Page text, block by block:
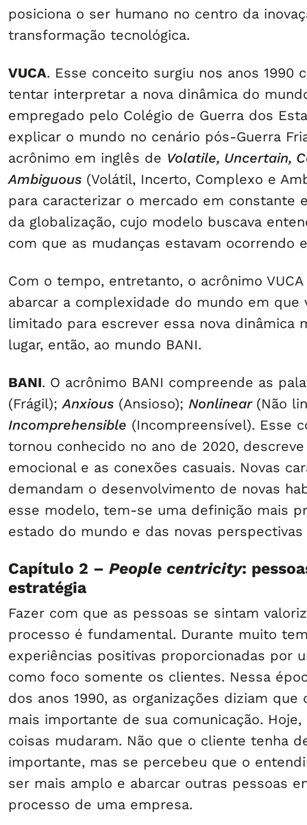
posiciona o ser humano no centro da
transformação tecnológica.
VUCA. Esse conceito surgiu nos anos 1990
tentar interpretar a nova dinâmica do
empregado pelo Colégio de Guerra dos
explicar o mundo no cenário pós-Guerra
acrônimo em inglês de Volatile, Uncertain,
Ambiguous (Volátil, Incerto, Complexo e
para caracterizar o mercado em constante
da globalização, cujo modelo buscava
com que as mudanças estavam ocorrendo
Com o tempo, entretanto, o acrônimo
abarcar a complexidade do mundo em que
limitado para escrever essa nova dinâmica
lugar, então, ao mundo BANI.
BANI. O acrônimo BANI compreende as
(Frágil);Anxious (Ansioso); Nonlinear (Não
Incomprehensible (Incompreensível). Esse
tornou conhecido no ano de 2020,
emocional e as conexões casuais. Novas
demandam o desenvolvimento de novas
esse modelo, tem-se uma definição mais
estado do mundo e das novas perspectivas
Capítulo 2 – People centricity:
estratégia
Fazer com que as pessoas se sintam
processo é fundamental. Durante muito
experiências positivas proporcionadas por
como foco somente os clientes. Nessa
dos anos 1990, as organizações diziam
mais importante de sua comunicação.
coisas mudaram. Não que o cliente tenha
importante, mas se percebeu que o
ser mais amplo e abarcar outras pessoas
processo de uma empresa.